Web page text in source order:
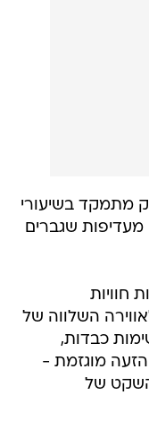
מתמקד בשיעורי
מעדיפות שגברים
חוויות
השלווה של
כבדות,
מוגזמת -
של